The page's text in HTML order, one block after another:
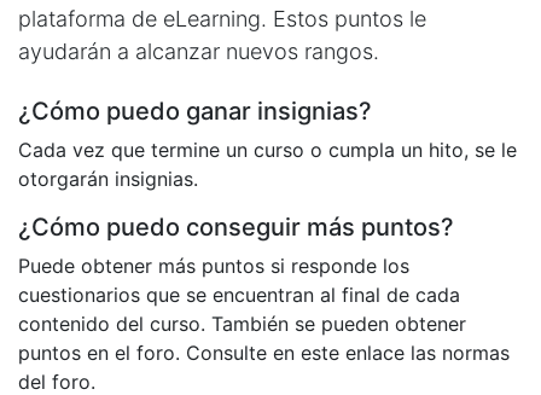
plataforma de eLearning. Estos puntos le
ayudarán a alcanzar nuevos rangos.
¿Cómo puedo ganar insignias?
Cada vez que termine un curso o cumpla un hito, se le
otorgarán insignias.
¿Cómo puedo conseguir más puntos?
Puede obtener más puntos si responde los
cuestionarios que se encuentran al final de cada
contenido del curso. También se pueden obtener
puntos en el foro. Consulte en este enlace las normas
del foro.